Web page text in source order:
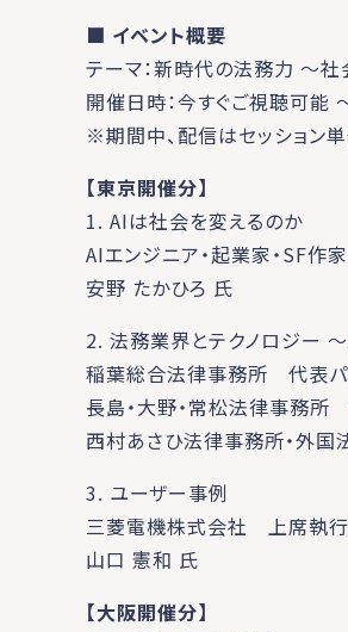
■ イベント概要
テーマ：新時代の法務力 ～
開催日時：今すぐご視聴可
※期間中、配信はセッション
【東京開催分】
1. AIは社会を変えるのか
AIエンジニア・起業家・SF作家
安野 たかひろ 氏
2. 法務業界とテクノロジー
稲葉総合法律事務所 代表
長島・大野・常松法律事務
西村あさひ法律事務所・
3. ユーザー事例
三菱電機株式会社 上席執行
山口 憲和 氏
【大阪開催分】